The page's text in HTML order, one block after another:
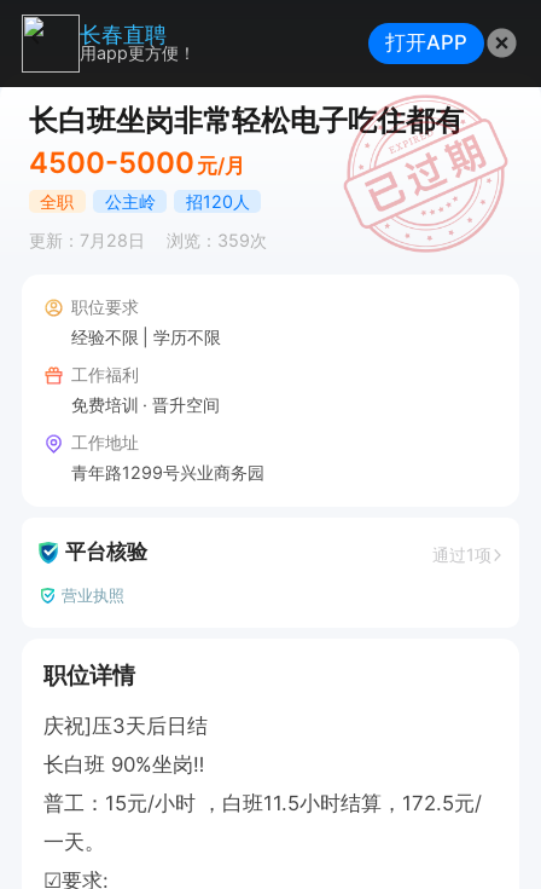
长白班坐岗非常轻松电子吃住都有
4500-5000 元/月
全职 公主岭
招120人
更新：7月28日
浏览：359次
职位要求
经验不限
学历不限
工作福利
免费培训
晋升空间
工作地址
青年路1299号兴业商务园
平台核验 通过1项
营业执照
职位详情
庆祝]压3天后日结
长白班 90%坐岗‼
普工：15元/小时 ，白班11.5小时‬结算，172.5元/
一天。
☑要求:
长春直聘
用app更方便！ 打开APP